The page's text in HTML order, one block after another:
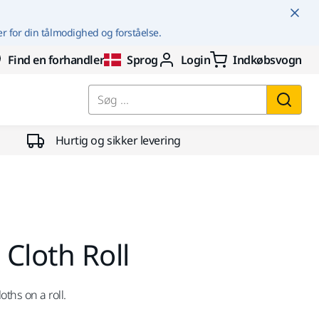
for din tålmodighed og forståelse.
Find en forhandler Sprog Login Indkøbsvogn
Søg ...
Hurtig og sikker levering
Roll
on a roll.